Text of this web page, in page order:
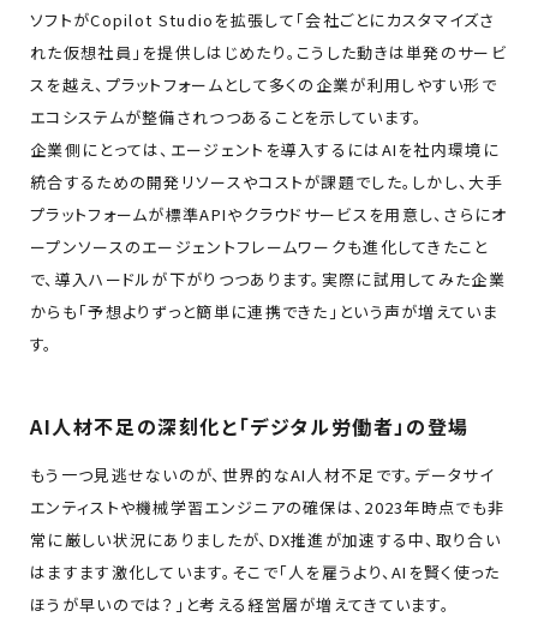
ソフトがCopilot Studioを拡張して「会社ごとにカスタマイズさ
れた仮想社員」を提供しはじめたり。こうした動きは単発のサービ
スを越え、プラットフォームとして多くの企業が利用しやすい形で
エコシステムが整備されつつあることを示しています。
企業側にとっては、エージェントを導入するにはAIを社内環境に
統合するための開発リソースやコストが課題でした。しかし、大手
プラットフォームが標準APIやクラウドサービスを用意し、さらにオ
ープンソースのエージェントフレームワークも進化してきたこと
で、導入ハードルが下がりつつあります。実際に試用してみた企業
からも「予想よりずっと簡単に連携できた」という声が増えていま
す。
AI人材不足の深刻化と「デジタル労働者」の登場
もう一つ見逃せないのが、世界的なAI人材不足です。データサイ
エンティストや機械学習エンジニアの確保は、2023年時点でも非
常に厳しい状況にありましたが、DX推進が加速する中、取り合い
はますます激化しています。そこで「人を雇うより、AIを賢く使った
ほうが早いのでは？」と考える経営層が増えてきています。